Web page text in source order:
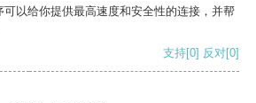
以给你提供最高速度和安全性的连接，并帮
支持[0] 反对[0]